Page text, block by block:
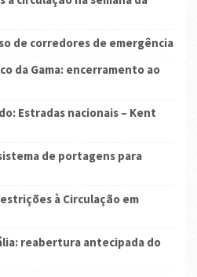
de corredores de emergência
da Gama: encerramento ao
Estradas nacionais – Kent
de portagens para
à Circulação em
reabertura antecipada do